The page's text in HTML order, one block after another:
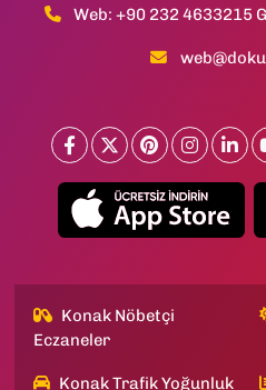
Web: +90 232 4633215
Konak Nöbetçi
Eczaneler
Konak Trafik Yoğunluk